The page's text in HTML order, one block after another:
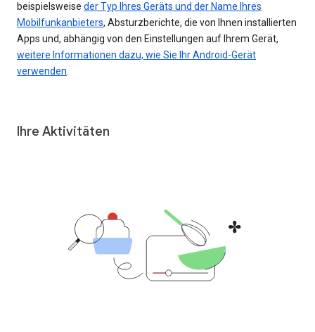
beispielsweise der Typ Ihres Geräts und der Name Ihres
Mobilfunkanbieters, Absturzberichte, die von Ihnen installierten
Apps und, abhängig von den Einstellungen auf Ihrem Gerät,
weitere Informationen dazu, wie Sie Ihr Android-Gerät
verwenden.
Ihre Aktivitäten